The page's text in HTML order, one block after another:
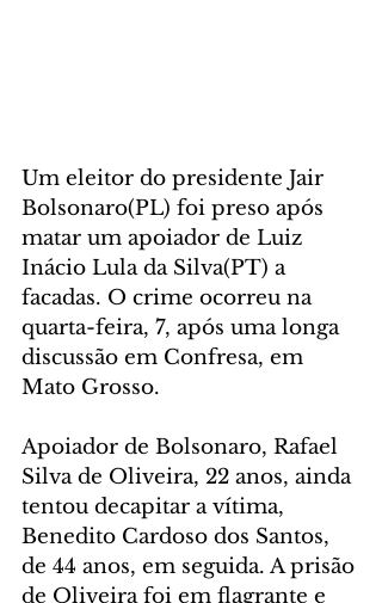
Um eleitor do presidente Jair
Bolsonaro(PL) foi preso após
matar um apoiador de Luiz
Inácio Lula da Silva(PT) a
facadas. O crime ocorreu na
quarta-feira, 7, após uma longa
discussão em Confresa, em
Mato Grosso.
Apoiador de Bolsonaro, Rafael
Silva de Oliveira, 22 anos, ainda
tentou decapitar a vítima,
Benedito Cardoso dos Santos,
de 44 anos, em seguida. A prisão
de Oliveira foi em flagrante e